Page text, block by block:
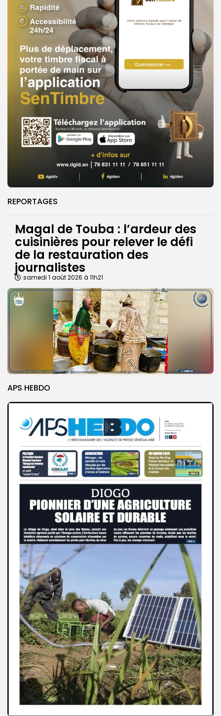
REPORTAGES
Magal de Touba : l’ardeur des
cuisinières pour relever le défi
de la restauration des
journalistes
samedi 1 août 2026 à 11h21
APS HEBDO